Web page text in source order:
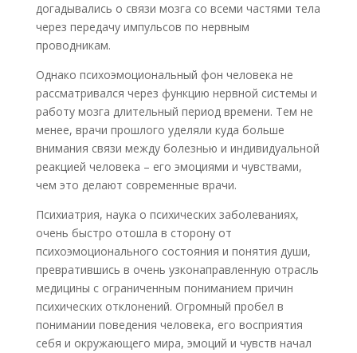
догадывались о связи мозга со всеми частями тела
через передачу импульсов по нервным
проводникам.
Однако психоэмоциональный фон человека не
рассматривался через функцию нервной системы и
работу мозга длительный период времени. Тем не
менее, врачи прошлого уделяли куда больше
внимания связи между болезнью и индивидуальной
реакцией человека – его эмоциями и чувствами,
чем это делают современные врачи.
Психиатрия, наука о психических заболеваниях,
очень быстро отошла в сторону от
психоэмоционального состояния и понятия души,
превратившись в очень узконаправленную отрасль
медицины с ограниченным пониманием причин
психических отклонений. Огромный пробел в
понимании поведения человека, его восприятия
себя и окружающего мира, эмоций и чувств начал